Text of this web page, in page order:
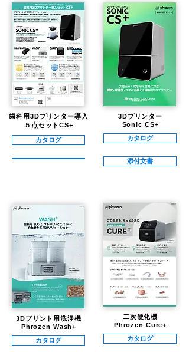
歯科用3Dプリンター導入
５点セットCS+
カタログ
3Dプリント用洗浄機
Phrozen Wash+
カタログ
3Dプリンター
Sonic CS+
カタログ
添付文書
二次硬化機
Phrozen Cure+
カタログ